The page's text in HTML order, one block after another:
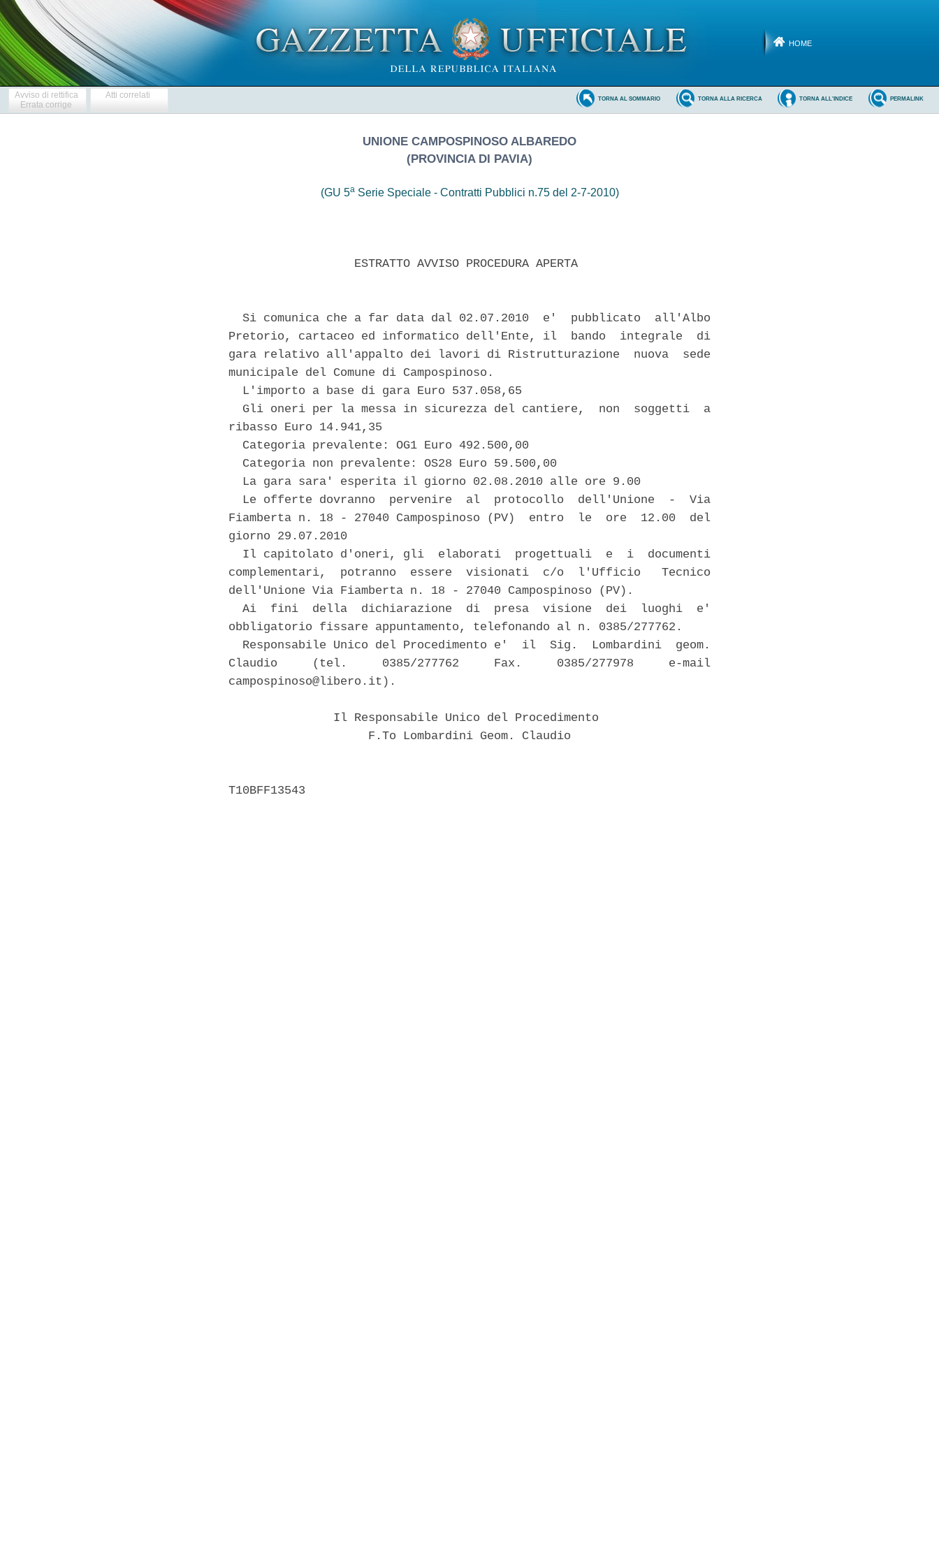
HOME
Avviso di rettifica
Errata corrige
Atti correlati PERMALINK
TORNA ALL'INDICE
TORNA ALLA RICERCA
TORNA AL SOMMARIO
UNIONE CAMPOSPINOSO ALBAREDO
(PROVINCIA DI PAVIA)
(GU 5aSerie Speciale - Contratti Pubblici n.75 del 2-7-2010)
                  ESTRATTO AVVISO PROCEDURA APERTA
  Si comunica che a far data dal 02.07.2010  e'  pubblicato  all'Albo
Pretorio, cartaceo ed informatico dell'Ente, il  bando  integrale  di
gara relativo all'appalto dei lavori di Ristrutturazione  nuova  sede
municipale del Comune di Campospinoso.
  L'importo a base di gara Euro 537.058,65
  Gli oneri per la messa in sicurezza del cantiere,  non  soggetti  a
ribasso Euro 14.941,35
  Categoria prevalente: OG1 Euro 492.500,00
  Categoria non prevalente: OS28 Euro 59.500,00
  La gara sara' esperita il giorno 02.08.2010 alle ore 9.00
  Le offerte dovranno  pervenire  al  protocollo  dell'Unione  -  Via
Fiamberta n. 18 - 27040 Campospinoso (PV)  entro  le  ore  12.00  del
giorno 29.07.2010
  Il capitolato d'oneri, gli  elaborati  progettuali  e  i  documenti
complementari,  potranno  essere  visionati  c/o  l'Ufficio   Tecnico
dell'Unione Via Fiamberta n. 18 - 27040 Campospinoso (PV).
  Ai  fini  della  dichiarazione  di  presa  visione  dei  luoghi  e'
obbligatorio fissare appuntamento, telefonando al n. 0385/277762.
  Responsabile Unico del Procedimento e'  il  Sig.  Lombardini  geom.
Claudio     (tel.     0385/277762     Fax.     0385/277978     e-mail
campospinoso@libero.it).
               Il Responsabile Unico del Procedimento
                    F.To Lombardini Geom. Claudio